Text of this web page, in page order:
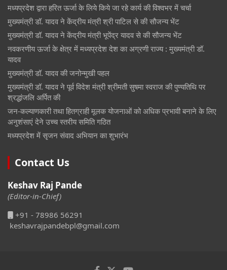
मध्यप्रदेश द्वारा हरित ऊर्जा के लिये किये जा रहे कार्य की विश्वभर में चर्चा
मुख्यमंत्री डॉ. यादव ने केंद्रीय मंत्री श्री पाटिल से की सौजन्य भेंट
मुख्यमंत्री डॉ. यादव ने केंद्रीय मंत्री भूपेंद्र यादव से की सौजन्य भेंट
नवकरणीय ऊर्जा के क्षेत्र में मध्यप्रदेश देश का अग्रणी राज्य : मुख्यमंत्री डॉ.
यादव
मुख्यमंत्री डॉ. यादव की जनोन्मुखी पहल
मुख्यमंत्री डॉ. यादव ने पूर्व विदेश मंत्री श्रीमती सुषमा स्वराज की पुण्यतिथि पर
श्रद्धांजलि अर्पित की
जन-कल्याणकारी तथा हितग्राही मूलक योजनाओं को अधिक प्रभावी बनाने के लिए
अनुशंसाएं देने उच्च स्तरीय समिति गठित
मध्यप्रदेश में सृजन संवाद अभियान का शुभारंभ
Contact Us
Keshav Raj Pande
(Editor-in-Chief)
+91 - 78986 56291
keshavrajpandebpl@gmail.com